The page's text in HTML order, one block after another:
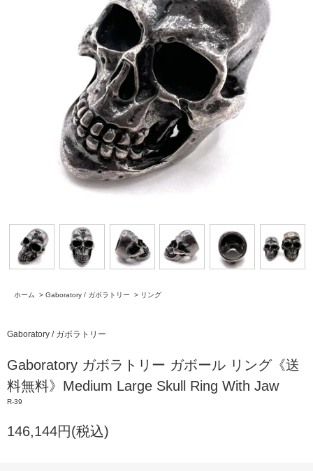
ホーム > Gaboratory / ガボラトリー > リング
Gaboratory / ガボラトリー
Gaboratory ガボラトリー ガボール リング《送
料無料》Medium Large Skull Ring With Jaw
R-39
146,144円(税込)